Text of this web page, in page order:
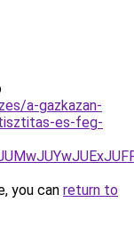
a-gazkazan-
es-feg-
you can return to